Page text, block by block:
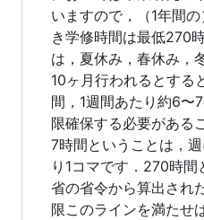
いますので，（1年間
き学修時間は最低270
は，夏休み，春休み，
10ヶ月行われるとする
間，1週間あたり約6〜
限確保する必要がある
7時間ということは，
り1コマです．270時
省の省令から算出され
限このラインを満たせ